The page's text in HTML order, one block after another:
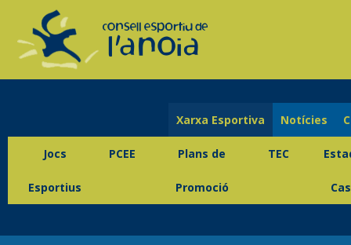
Xarxa Esportiva Notícies
Jocs
Esportius
PCEE Plans de
Promoció
TEC